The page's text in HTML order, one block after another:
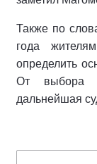
Также по
года
определить
От выбора
дальнейшая